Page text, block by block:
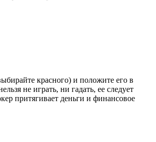
красного) и положите его в
не играть, ни гадать, ее следует
притягивает деньги и финансовое